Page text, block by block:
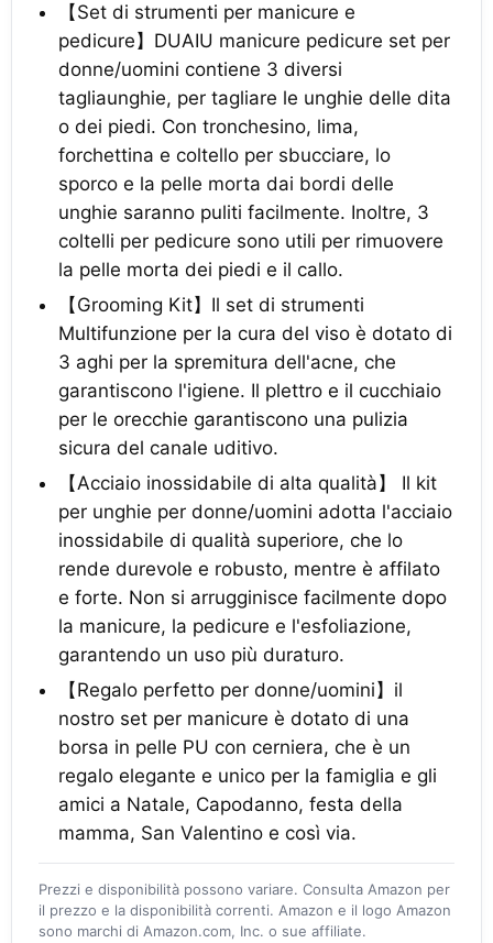
【Set di strumenti per manicure e
pedicure】DUAIU manicure pedicure set per
donne/uomini contiene 3 diversi
tagliaunghie, per tagliare le unghie delle dita
o dei piedi. Con tronchesino, lima,
forchettina e coltello per sbucciare, lo
sporco e la pelle morta dai bordi delle
unghie saranno puliti facilmente. Inoltre, 3
coltelli per pedicure sono utili per rimuovere
la pelle morta dei piedi e il callo.
【Grooming Kit】Il set di strumenti
Multifunzione per la cura del viso è dotato di
3 aghi per la spremitura dell'acne, che
garantiscono l'igiene. Il plettro e il cucchiaio
per le orecchie garantiscono una pulizia
sicura del canale uditivo.
【Acciaio inossidabile di alta qualità】 Il kit
per unghie per donne/uomini adotta l'acciaio
inossidabile di qualità superiore, che lo
rende durevole e robusto, mentre è affilato
e forte. Non si arrugginisce facilmente dopo
la manicure, la pedicure e l'esfoliazione,
garantendo un uso più duraturo.
【Regalo perfetto per donne/uomini】il
nostro set per manicure è dotato di una
borsa in pelle PU con cerniera, che è un
regalo elegante e unico per la famiglia e gli
amici a Natale, Capodanno, festa della
mamma, San Valentino e così via.
Prezzi e disponibilità possono variare. Consulta Amazon per
il prezzo e la disponibilità correnti. Amazon e il logo Amazon
sono marchi di Amazon.com, Inc. o sue affiliate.